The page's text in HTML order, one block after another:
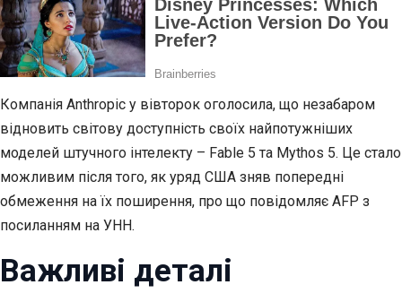
Компанія Anthropic у вівторок оголосила, що незабаром
відновить світову доступність своїх найпотужніших
моделей штучного інтелекту – Fable 5 та Mythos 5. Це стало
можливим після того, як уряд США зняв попередні
обмеження на їх поширення, про що повідомляє AFP з
посиланням на УНН.
Важливі деталі